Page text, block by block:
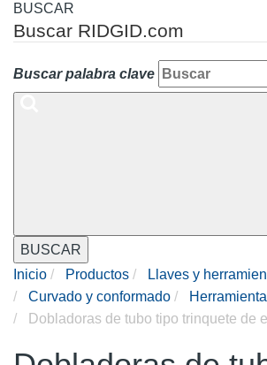
BUSCAR
Buscar RIDGID.com
Buscar palabra clave
BUSCAR
Inicio
Productos
Llaves y
Curvado y conformado
Dobladoras de tubo tipo trinquete de